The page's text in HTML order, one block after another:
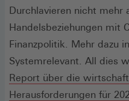
Durchlavieren nicht mehr
Handelsbeziehungen mit
Finanzpolitik. Mehr dazu
Systemrelevant. All dies
Report über die
Herausforderungen für